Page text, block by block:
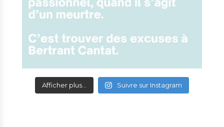
Afficher plus... Suivre sur Instagram